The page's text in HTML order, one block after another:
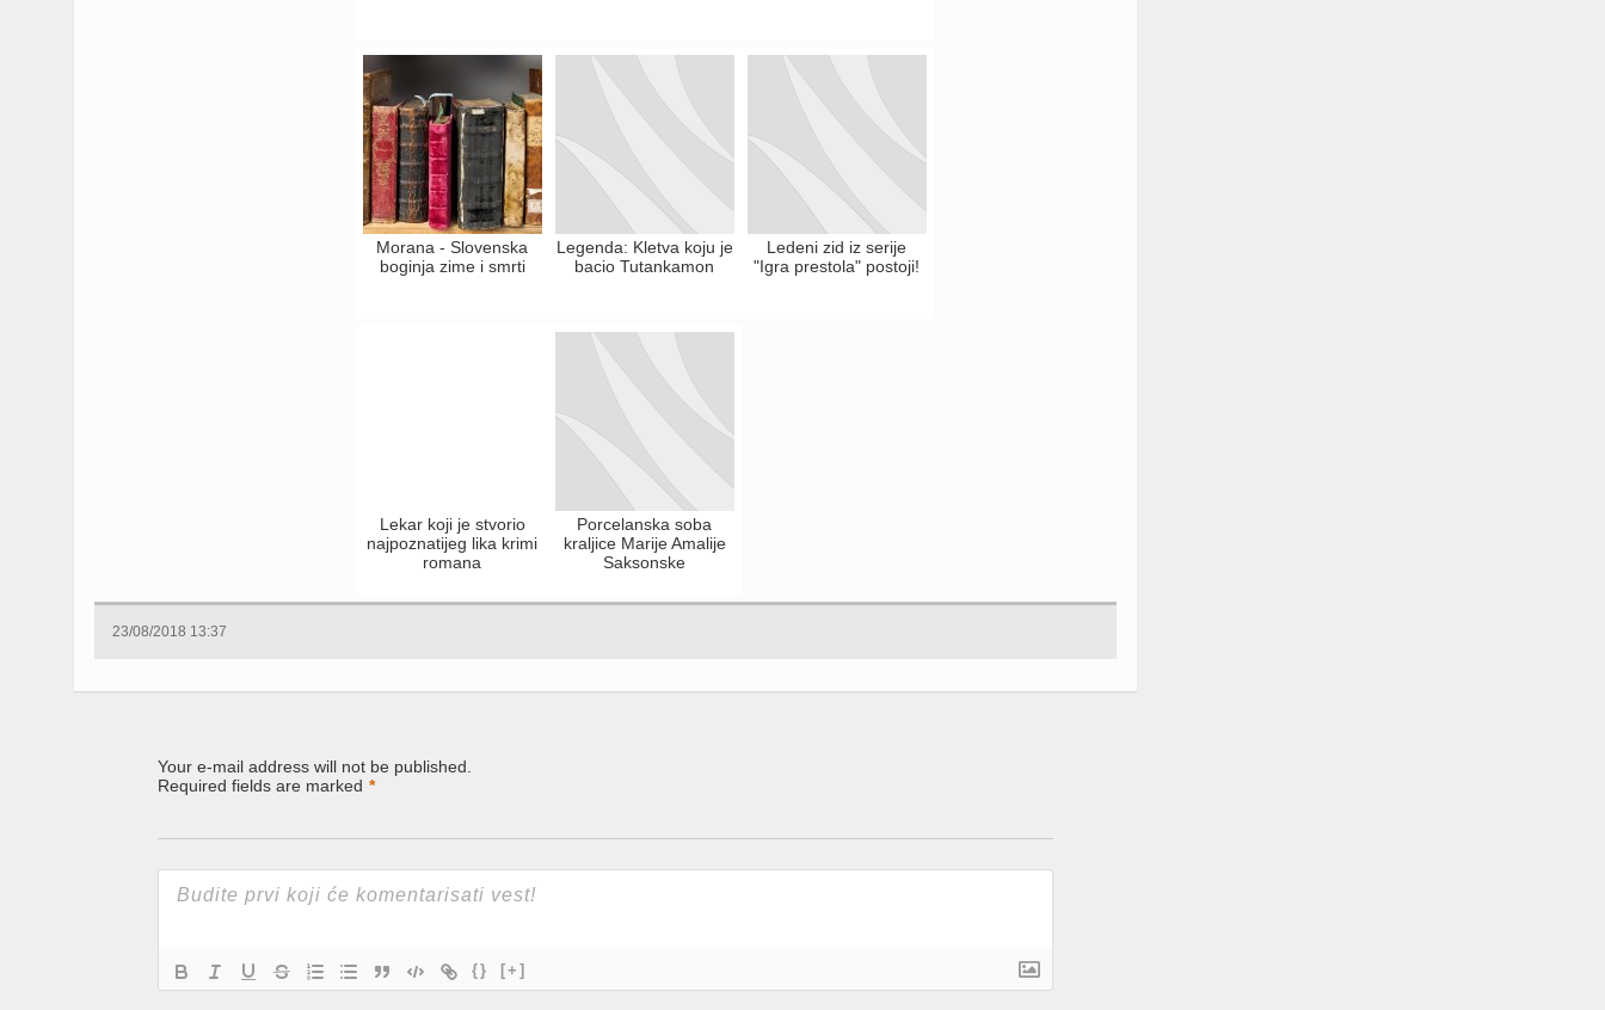
Morana - Slovenska
boginja zime i smrti
Legenda: Kletva koju je
bacio Tutankamon
Ledeni zid iz serije
"Igra prestola" postoji!
Lekar koji je stvorio
najpoznatijeg lika krimi
romana
Porcelanska soba
kraljice Marije Amalije
Saksonske
23/08/2018 13:37
Your e-mail address will not be published.
Required fields are marked *
{} [+]